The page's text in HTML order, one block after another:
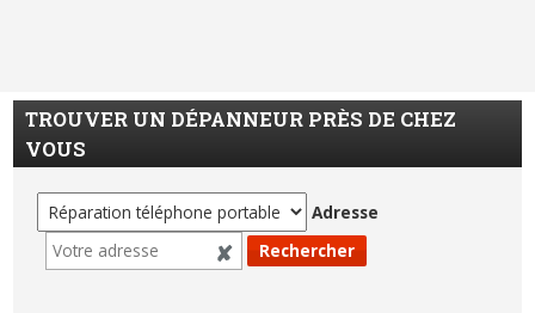
TROUVER UN DÉPANNEUR PRÈS DE CHEZ
VOUS
Adresse